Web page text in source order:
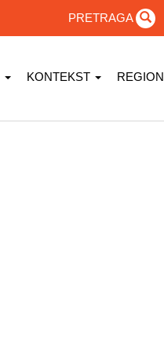
PRETRAGA
KONTEKST REGION